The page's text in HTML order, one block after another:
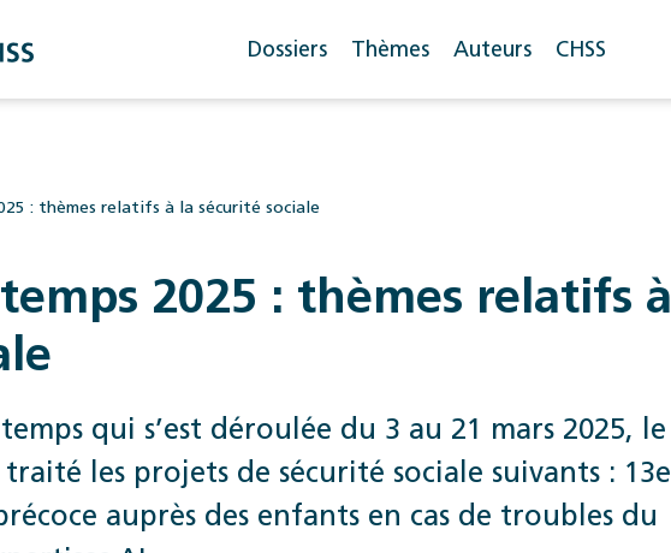
Dossiers Thèmes Auteurs CHSS
: thèmes relatifs à la sécurité sociale
2025 : thèmes relatifs à
qui s’est déroulée du 3 au 21 mars 2025, le
les projets de sécurité sociale suivants : 13e
auprès des enfants en cas de troubles du